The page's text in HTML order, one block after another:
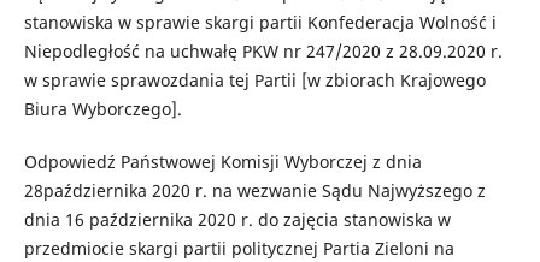
stanowiska w sprawie skargi partii Konfederacja Wolność i
Niepodległość na uchwałę PKW nr 247/2020 z 28.09.2020 r.
w sprawie sprawozdania tej Partii [w zbiorach Krajowego
Biura Wyborczego].
Odpowiedź Państwowej Komisji Wyborczej z dnia
28października 2020 r. na wezwanie Sądu Najwyższego z
dnia 16 października 2020 r. do zajęcia stanowiska w
przedmiocie skargi partii politycznej Partia Zieloni na